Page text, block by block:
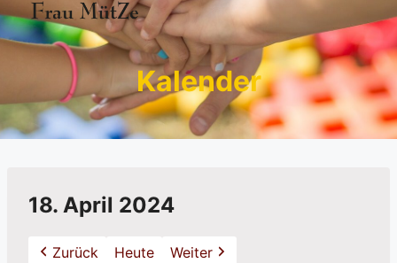
Kalender
18. April 2024
Zurück Heute
Weiter